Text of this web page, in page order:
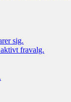
sig.
fravalg.